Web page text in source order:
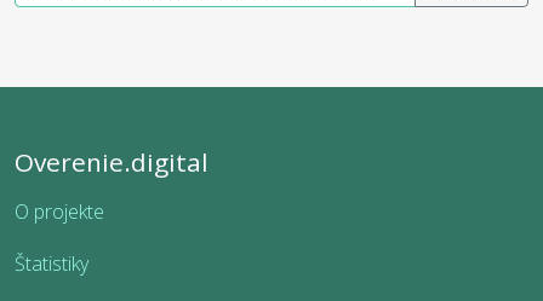
Overenie.digital
O projekte
Štatistiky